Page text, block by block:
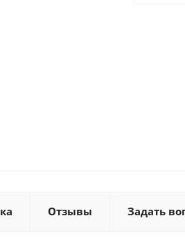
Отзывы Задать